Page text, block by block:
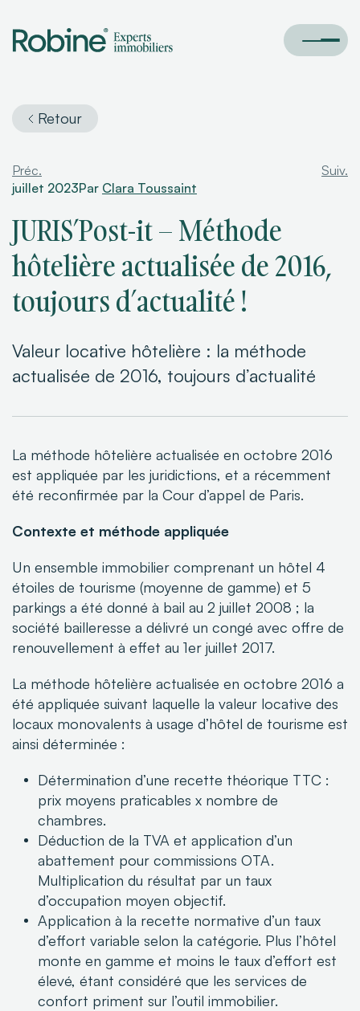
Retour
juillet 2023Par Clara Toussaint
JURIS’Post-it – Méthode
hôtelière actualisée de 2016,
toujours d’actualité !
Valeur locative hôtelière : la méthode
actualisée de 2016, toujours d’actualité
La méthode hôtelière actualisée en octobre 2016
est appliquée par les juridictions, et a récemment
été reconfirmée par la Cour d’appel de Paris.
Contexte et méthode appliquée
Un ensemble immobilier comprenant un hôtel 4
étoiles de tourisme (moyenne de gamme) et 5
parkings a été donné à bail au 2 juillet 2008 ; la
société bailleresse a délivré un congé avec offre de
renouvellement à effet au 1er juillet 2017.
La méthode hôtelière actualisée en octobre 2016 a
été appliquée suivant laquelle la valeur locative des
locaux monovalents à usage d’hôtel de tourisme est
ainsi déterminée :
Détermination d’une recette théorique TTC :
prix moyens praticables x nombre de
chambres.
Déduction de la TVA et application d’un
abattement pour commissions OTA.
Multiplication du résultat par un taux
d’occupation moyen objectif.
Application à la recette normative d’un taux
d’effort variable selon la catégorie. Plus l’hôtel
monte en gamme et moins le taux d’effort est
élevé, étant considéré que les services de
confort priment sur l’outil immobilier.
Préc. Suiv.